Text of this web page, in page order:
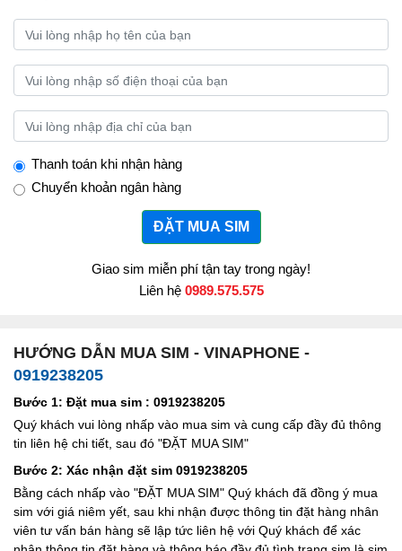
Thanh toán khi nhận hàng
Chuyển khoản ngân hàng
ĐẶT MUA SIM
Giao sim miễn phí tận tay trong ngày!
Liên hệ 0989.575.575
HƯỚNG DẪN MUA SIM - VINAPHONE -
0919238205
Bước 1: Đặt mua sim : 0919238205
Quý khách vui lòng nhấp vào mua sim và cung cấp đầy đủ thông
tin liên hệ chi tiết, sau đó "ĐẶT MUA SIM"
Bước 2: Xác nhận đặt sim 0919238205
Bằng cách nhấp vào "ĐẶT MUA SIM" Quý khách đã đồng ý mua
sim với giá niêm yết, sau khi nhận được thông tin đặt hàng nhân
viên tư vấn bán hàng sẽ lập tức liên hệ với Quý khách để xác